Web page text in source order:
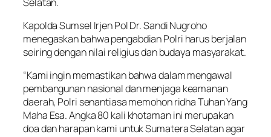
Kapolda Sumsel Irjen Pol Dr. Sandi Nugroho
menegaskan bahwa pengabdian Polri harus berjalan
seiring dengan nilai religius dan budaya masyarakat.
“Kami ingin memastikan bahwa dalam mengawal
pembangunan nasional dan menjaga keamanan
daerah, Polri senantiasa memohon ridha Tuhan Yang
Maha Esa. Angka 80 kali khotaman ini merupakan
doa dan harapan kami untuk Sumatera Selatan agar